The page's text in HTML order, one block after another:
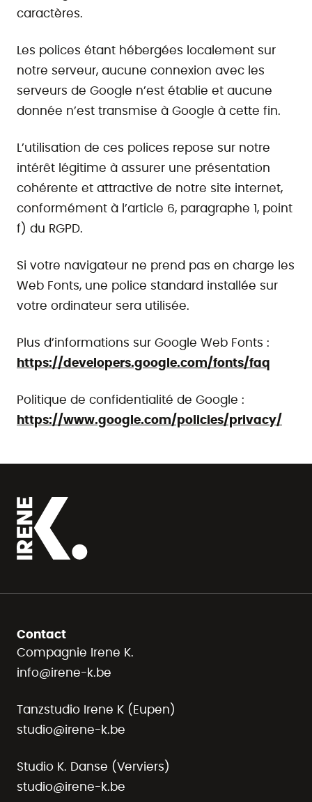
caractères.
Les polices étant hébergées localement sur
notre serveur, aucune connexion avec les
serveurs de Google n’est établie et aucune
donnée n’est transmise à Google à cette fin.
L’utilisation de ces polices repose sur notre
intérêt légitime à assurer une présentation
cohérente et attractive de notre site internet,
conformément à l’article 6, paragraphe 1, point
f) du RGPD.
Si votre navigateur ne prend pas en charge les
Web Fonts, une police standard installée sur
votre ordinateur sera utilisée.
Plus d’informations sur Google Web Fonts :
https://developers.google.com/fonts/faq
Politique de confidentialité de Google :
https://www.google.com/policies/privacy/
Contact
Compagnie Irene K.
info@irene-k.be
Tanzstudio Irene K (Eupen)
studio@irene-k.be
Studio K. Danse (Verviers)
studio@irene-k.be